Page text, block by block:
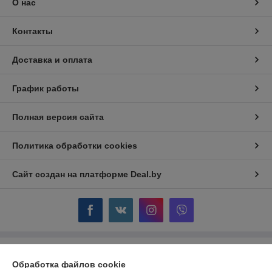
О нас
Контакты
Доставка и оплата
График работы
Полная версия сайта
Политика обработки cookies
Сайт создан на платформе Deal.by
Обработка файлов cookie